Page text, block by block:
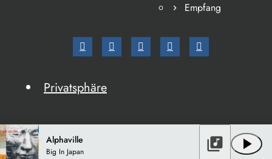
Empfang
Privatsphäre
Alphaville
Big In Japan play_arrow
library_music